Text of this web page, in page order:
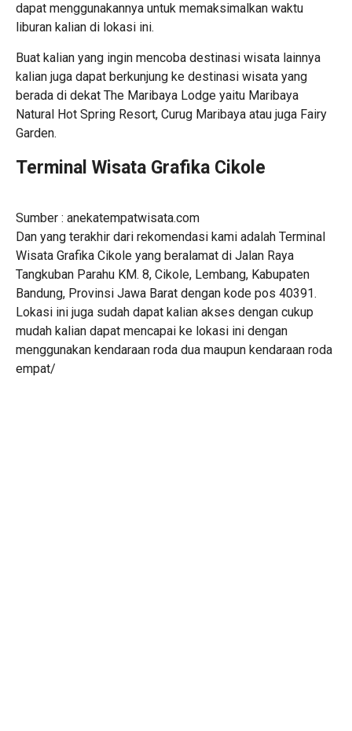
dapat menggunakannya untuk memaksimalkan waktu
liburan kalian di lokasi ini.
Buat kalian yang ingin mencoba destinasi wisata lainnya
kalian juga dapat berkunjung ke destinasi wisata yang
berada di dekat The Maribaya Lodge yaitu Maribaya
Natural Hot Spring Resort, Curug Maribaya atau juga Fairy
Garden.
Terminal Wisata Grafika Cikole
Sumber : anekatempatwisata.com
Dan yang terakhir dari rekomendasi kami adalah Terminal
Wisata Grafika Cikole yang beralamat di Jalan Raya
Tangkuban Parahu KM. 8, Cikole, Lembang, Kabupaten
Bandung, Provinsi Jawa Barat dengan kode pos 40391.
Lokasi ini juga sudah dapat kalian akses dengan cukup
mudah kalian dapat mencapai ke lokasi ini dengan
menggunakan kendaraan roda dua maupun kendaraan roda
empat/